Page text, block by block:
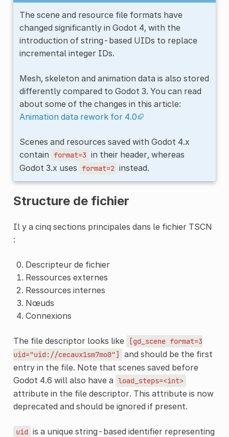
The scene and resource file formats have
changed significantly in Godot 4, with the
introduction of string-based UIDs to replace
incremental integer IDs.
Mesh, skeleton and animation data is also stored
differently compared to Godot 3. You can read
about some of the changes in this article:
Animation data rework for 4.0
Scenes and resources saved with Godot 4.x
contain format=3 in their header, whereas
Godot 3.x uses format=2 instead.
Structure de fichier
Il y a cinq sections principales dans le fichier TSCN
:
Descripteur de fichier
Ressources externes
Ressources internes
Nœuds
Connexions
The file descriptor looks like [gd_scene format=3
uid="uid://cecaux1sm7mo0"]
and should be the first
entry in the file. Note that scenes saved before
Godot 4.6 will also have a load_steps=<int>
attribute in the file descriptor. This attribute is now
deprecated and should be ignored if present.
uid is a unique string-based identifier representing